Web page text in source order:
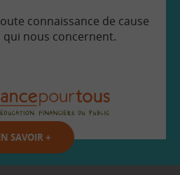
connaissance de cause
qui nous concernent.
SAVOIR +